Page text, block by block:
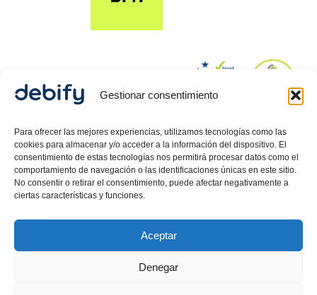
Gestionar consentimiento
Para ofrecer las mejores experiencias, utilizamos tecnologías como las
cookies para almacenar y/o acceder a la información del dispositivo. El
consentimiento de estas tecnologías nos permitirá procesar datos como el
comportamiento de navegación o las identificaciones únicas en este sitio.
No consentir o retirar el consentimiento, puede afectar negativamente a
ciertas características y funciones.
Aceptar
Denegar
© 2024 Debify – Derechos reservados.
Política de Privacidad
Aviso Legal
Política de cookies
Mercantil de Barcelona, Hoja 557512, Tomo 47626,
Carlos Guerrero